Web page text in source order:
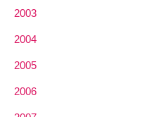
2003
2004
2005
2006